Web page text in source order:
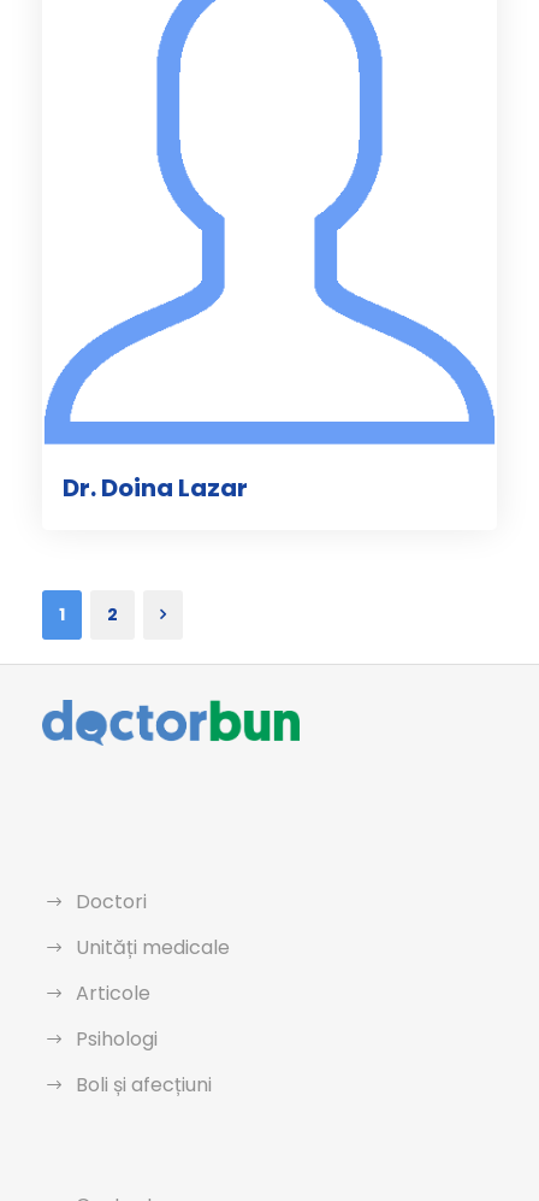
Dr. Doina Lazar
1 2
Doctori
Unități medicale
Articole
Psihologi
Boli și afecțiuni